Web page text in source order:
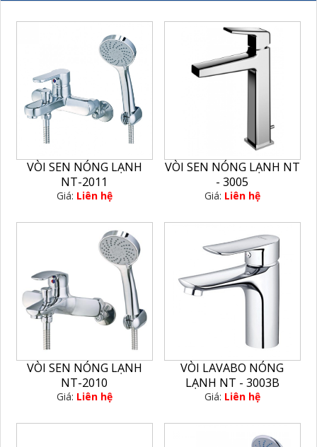
VÒI SEN NÓNG LẠNH
NT-2011
Giá: Liên hệ
VÒI SEN NÓNG LẠNH NT
- 3005
Giá: Liên hệ
VÒI SEN NÓNG LẠNH
NT-2010
Giá: Liên hệ
VÒI LAVABO NÓNG
LẠNH NT - 3003B
Giá: Liên hệ